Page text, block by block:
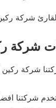
شركة
شركة
شركة ركين
شركتنا